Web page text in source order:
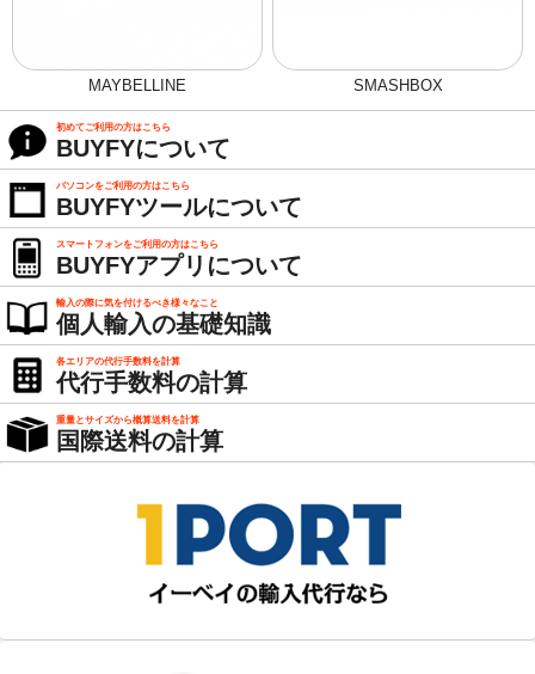
MAYBELLINE SMASHBOX
初めてご利用の方はこちら
BUYFYについて
パソコンをご利用の方はこちら
BUYFYツールについて
スマートフォンをご利用の方はこちら
BUYFYアプリについて
輸入の際に気を付けるべき様々なこと
個人輸入の基礎知識
各エリアの代行手数料を計算
代行手数料の計算
重量とサイズから概算送料を計算
国際送料の計算